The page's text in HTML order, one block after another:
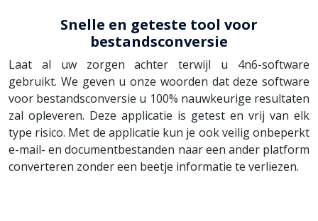
Snelle en geteste tool voor
bestandsconversie
Laat al uw zorgen achter terwijl u 4n6-software
gebruikt. We geven u onze woorden dat deze software
voor bestandsconversie u 100% nauwkeurige resultaten
zal opleveren. Deze applicatie is getest en vrij van elk
type risico. Met de applicatie kun je ook veilig onbeperkt
e-mail- en documentbestanden naar een ander platform
converteren zonder een beetje informatie te verliezen.